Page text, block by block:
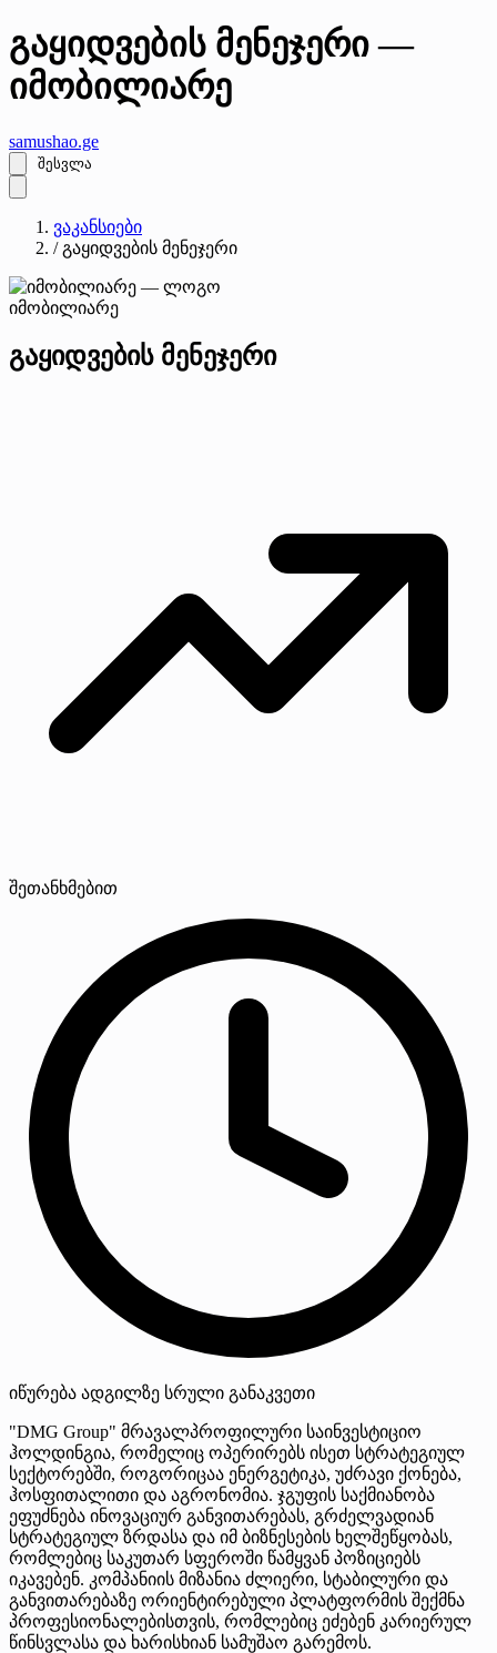
გაყიდვების მენეჯერი —
იმობილიარე
samushao.ge
შესვლა
ვაკანსიები
/ გაყიდვების მენეჯერი
იმობილიარე
გაყიდვების მენეჯერი
შეთანხმებით
იწურება ადგილზე სრული განაკვეთი
"DMG Group" მრავალპროფილური საინვესტიციო
ჰოლდინგია, რომელიც ოპერირებს ისეთ სტრატეგიულ
სექტორებში, როგორიცაა ენერგეტიკა, უძრავი ქონება,
ჰოსფითალითი და აგრონომია. ჯგუფის საქმიანობა
ეფუძნება ინოვაციურ განვითარებას, გრძელვადიან
სტრატეგიულ ზრდასა და იმ ბიზნესების ხელშეწყობას,
რომლებიც საკუთარ სფეროში წამყვან პოზიციებს
იკავებენ. კომპანიის მიზანია ძლიერი, სტაბილური და
განვითარებაზე ორიენტირებული პლატფორმის შექმნა
პროფესიონალებისთვის, რომლებიც ეძებენ კარიერულ
წინსვლასა და ხარისხიან სამუშაო გარემოს.